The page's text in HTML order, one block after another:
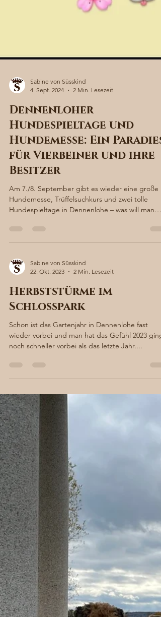
Sabine von Süsskind
Dennenloher
Hundespieltage und
Hundemesse: Ein Paradies
für Vierbeiner und ihre
Besitzer
Am 7./8. September gibt es wieder eine große
Sabine von Süsskind
Herbststürme im
Schlosspark
Schon ist das Gartenjahr in Dennenlohe fast